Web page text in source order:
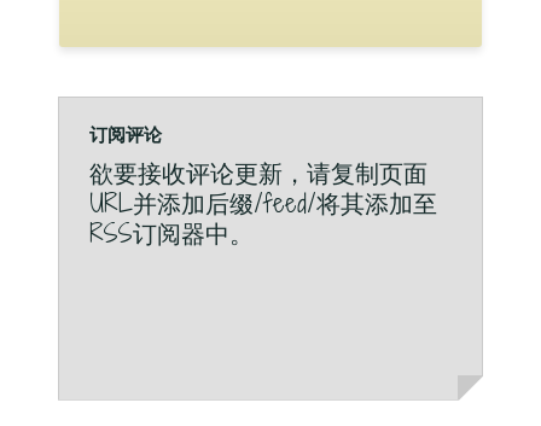
订阅评论
欲要接收评论更新，请复制页面
URL并添加后缀/feed/将其添加至
RSS订阅器中。